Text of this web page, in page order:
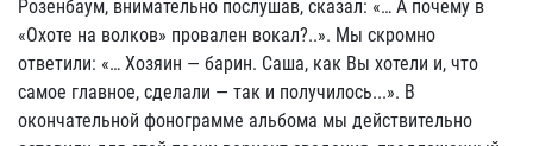
Розенбаум, внимательно послушав, сказал: «… А почему в
«Охоте на волков» провален вокал?..». Мы скромно
ответили: «… Хозяин — барин. Саша, как Вы хотели и, что
самое главное, сделали — так и получилось...». В
окончательной фонограмме альбома мы действительно